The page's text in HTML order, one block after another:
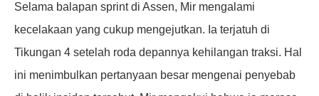
Selama balapan sprint di Assen, Mir mengalami
kecelakaan yang cukup mengejutkan. Ia terjatuh di
Tikungan 4 setelah roda depannya kehilangan traksi. Hal
ini menimbulkan pertanyaan besar mengenai penyebab